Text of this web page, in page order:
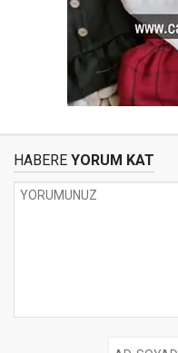
HABERE YORUM KAT